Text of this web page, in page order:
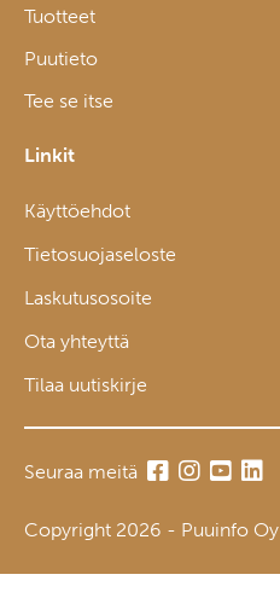
Tuotteet
Puutieto
Tee se itse
Linkit
Käyttöehdot
Tietosuojaseloste
Laskutusosoite
Ota yhteyttä
Tilaa uutiskirje
Seuraa meitä
Copyright 2026 - Puuinfo Oy